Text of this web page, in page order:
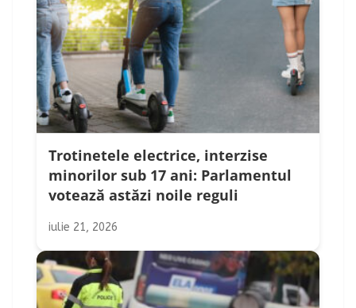
Trotinetele electrice, interzise
minorilor sub 17 ani: Parlamentul
votează astăzi noile reguli
iulie 21, 2026